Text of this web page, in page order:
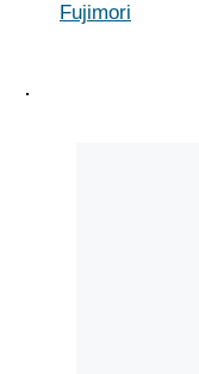
Fujimori
.